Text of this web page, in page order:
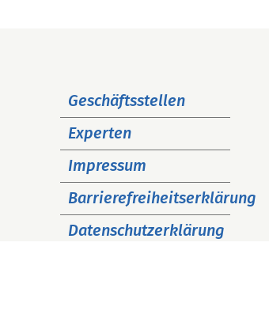
überspringen
Geschäftsstellen
Experten
Impressum
Barrierefreiheitserklärung
Datenschutzerklärung